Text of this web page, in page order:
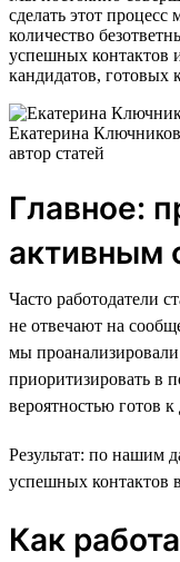
сделать этот
количество
успешных контактов
кандидатов, готовых
Екатерина
автор статей
Главное:
активным
Часто работодатели
не отвечают на
мы
приоритизировать в
вероятностью готов к
Результат: по нашим
успешных контактов
Как